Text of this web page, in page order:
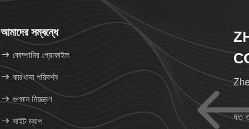
আমাদের সম্বন্ধে
কোম্পানির প্রোফাইল
কারখানা পরিদর্শন
গুণমান নিয়ন্ত্রণ
সাইট ম্যাপ যত